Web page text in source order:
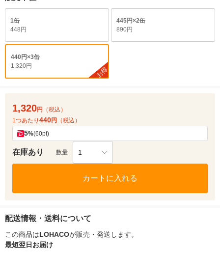
1缶
448円
445円×2缶
890円
440円×3缶
1,320円
お得
1,320円
（税込）
1つあたり 440円 （税込）
5%(60pt)
在庫あり 数量 1
カートに入れる
配送情報・送料について
この商品はLOHACOが販売・発送します。
最短翌日お届け